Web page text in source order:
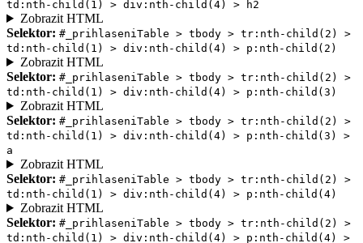
td:nth-child(1) > div:nth-child(4) > h2
Zobrazit HTML
Selektor: #_prihlaseniTable > tbody > tr:nth-child(2) >
td:nth-child(1) > div:nth-child(4) > p:nth-child(2)
Zobrazit HTML
Selektor: #_prihlaseniTable > tbody > tr:nth-child(2) >
td:nth-child(1) > div:nth-child(4) > p:nth-child(3)
Zobrazit HTML
Selektor: #_prihlaseniTable > tbody > tr:nth-child(2) >
td:nth-child(1) > div:nth-child(4) > p:nth-child(3) >
a
Zobrazit HTML
Selektor: #_prihlaseniTable > tbody > tr:nth-child(2) >
td:nth-child(1) > div:nth-child(4) > p:nth-child(4)
Zobrazit HTML
Selektor: #_prihlaseniTable > tbody > tr:nth-child(2) >
td:nth-child(1) > div:nth-child(4) > p:nth-child(4) >